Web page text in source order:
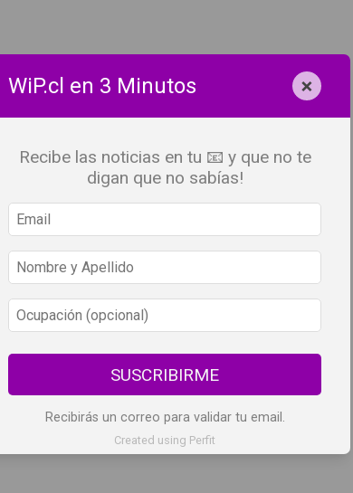
GLOSARIO DEL VINO PANORAMAS
WiP.cl en 3 Minutos ×
Recibe las noticias en tu 📧 y que no te
digan que no sabías!
SUSCRIBIRME
Recibirás un correo para validar tu email.
Created using Perfit